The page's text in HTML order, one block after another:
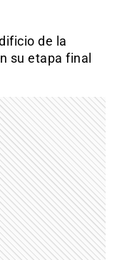
de la
su etapa final